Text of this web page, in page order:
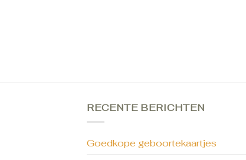
RECENTE BERICHTEN
Goedkope geboortekaartjes